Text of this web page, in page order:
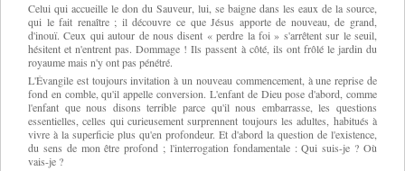
Celui qui accueille le don du Sauveur, lui, se baigne dans les eaux de la source,
qui le fait renaître ; il découvre ce que Jésus apporte de nouveau, de grand,
d'inouï. Ceux qui autour de nous disent « perdre la foi » s'arrêtent sur le seuil,
hésitent et n'entrent pas. Dommage ! Ils passent à côté, ils ont frôlé le jardin du
royaume mais n'y ont pas pénétré.
L'Évangile est toujours invitation à un nouveau commencement, à une reprise de
fond en comble, qu'il appelle conversion. L'enfant de Dieu pose d'abord, comme
l'enfant que nous disons terrible parce qu'il nous embarrasse, les questions
essentielles, celles qui curieusement surprennent toujours les adultes, habitués à
vivre à la superficie plus qu'en profondeur. Et d'abord la question de l'existence,
du sens de mon être profond ; l'interrogation fondamentale : Qui suis-je ? Où
vais-je ?